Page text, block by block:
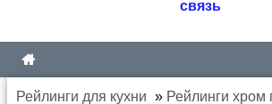
связь
Рейлинги для кухни » Рейлинги хром